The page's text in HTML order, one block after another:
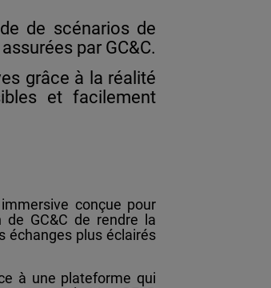
de scénarios de
par GC&C.
grâce à la réalité
et facilement
conçue pour
GC&C de rendre la
échanges plus éclairés
à une plateforme qui